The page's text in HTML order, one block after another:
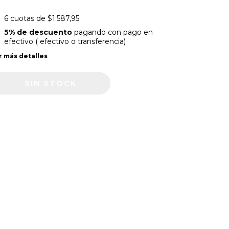
6 cuotas de $1.587,95
5% de descuentopagando con pago en
efectivo ( efectivo o transferencia)
más detalles